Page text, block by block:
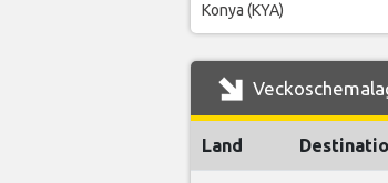
Konya (KYA)
Land